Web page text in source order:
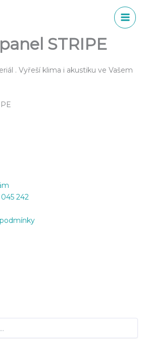
STRIPE
. Vyřeší klima i akustiku ve Vašem
242